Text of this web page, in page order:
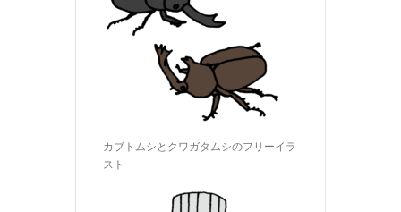
カブトムシとクワガタムシのフリーイラ
スト